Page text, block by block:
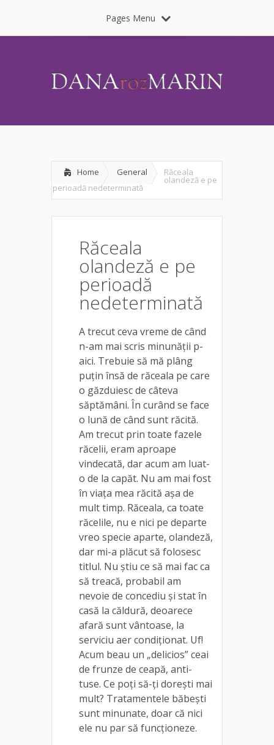
Pages Menu
Home General Răceala
olandeză e pe
perioadă nedeterminată
Răceala
olandeză e pe
perioadă
nedeterminată
A trecut ceva vreme de când
n-am mai scris minunății p-
aici. Trebuie să mă plâng
puțin însă de răceala pe care
o găzduiesc de câteva
săptămâni. În curând se face
o lună de când sunt răcită.
Am trecut prin toate fazele
răcelii, eram aproape
vindecată, dar acum am luat-
o de la capăt. Nu am mai fost
în viața mea răcită așa de
mult timp. Răceala, ca toate
răcelile, nu e nici pe departe
vreo specie aparte, olandeză,
dar mi-a plăcut să folosesc
titlul. Nu știu ce să mai fac ca
să treacă, probabil am
nevoie de concediu și stat în
casă la căldură, deoarece
afară sunt vântoase, la
serviciu aer condiționat. Uf!
Acum beau un „delicios” ceai
de frunze de ceapă, anti-
tuse. Ce poți să-ți dorești mai
mult? Tratamentele băbești
sunt minunate, doar că nici
ele nu par să funcționeze.